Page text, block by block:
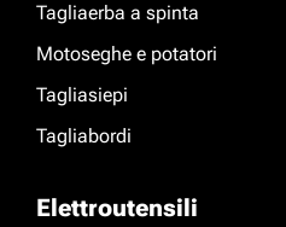
Tagliaerba a spinta
Motoseghe e potatori
Tagliasiepi
Tagliabordi
Elettroutensili